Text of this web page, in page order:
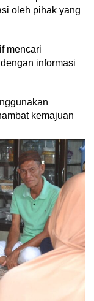
oleh pihak yang
mencari
informasi
kemajuan